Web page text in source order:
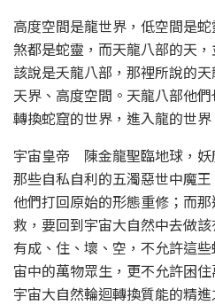
高度空間是龍世界，低空間是
煞都是蛇靈，而天龍八部的天
該說是夭龍八部，那裡所說的
天界、高度空間。天龍八部他
轉換蛇窟的世界，進入龍的世
宇宙皇帝 陳金龍聖臨地球，妖
那些自私自利的五濁惡世中魔
他們打回原始的形態重修；而
救，要回到宇宙大自然中去做
有成、住、壞、空，不允許這
宙中的萬物眾生，更不允許困
宇宙大自然輪迴轉換質能的精進